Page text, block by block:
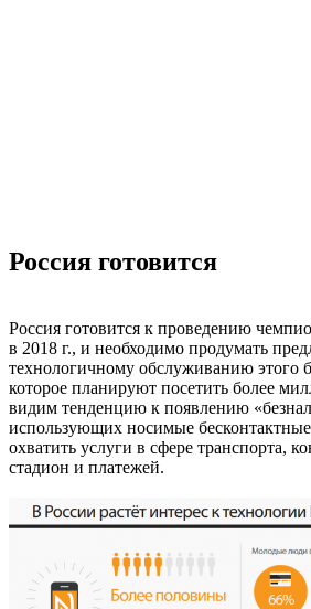
Россия готовится
Россия готовится к проведению
в 2018 г., и необходимо продумать
технологичному обслуживанию этого
которое планируют посетить более
видим тенденцию к появлению
использующих носимые
охватить услуги в сфере транспорта,
стадион и платежей.